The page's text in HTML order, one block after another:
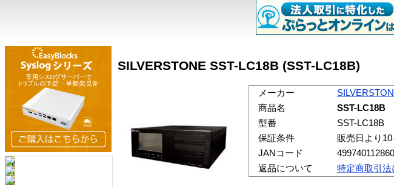
SILVERSTONE SST-LC18B (SST-LC18B)
メーカー
商品名
SST-LC18B
型番
SST-LC18B
保証条件
販売日より
JANコード
返品について
特定商取引